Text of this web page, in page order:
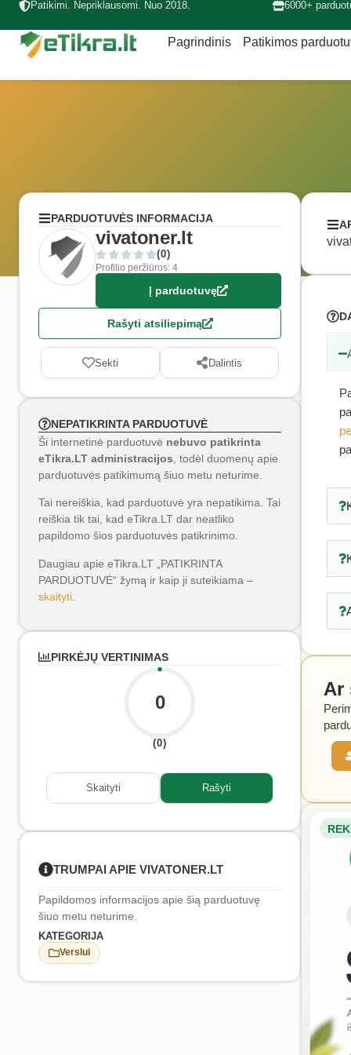
Patikimi. Nepriklausomi. Nuo 2018. 6000+
Pagrindinis Patikimos
PARDUOTUVĖS INFORMACIJA
vivatoner.lt
(0)
Profilio peržiūros: 4
Į parduotuvę
Rašyti atsiliepimą
Sekti Dalintis
NEPATIKRINTA PARDUOTUVĖ
Ši internetinė parduotuvė nebuvo patikrinta
eTikra.LT administracijos , todėl duomenų apie
parduotuvės patikimumą šiuo metu neturime.
Tai nereiškia, kad parduotuvė yra nepatikima. Tai
reiškia tik tai, kad eTikra.LT dar neatliko
papildomo šios parduotuvės patikrinimo.
Daugiau apie eTikra.LT „PATIKRINTA
PARDUOTUVĖ“ žymą ir kaip ji suteikiama –
skaityti
PIRKĖJŲ VERTINIMAS
0
(0)
Skaityti Rašyti
TRUMPAI APIE VIVATONER.LT
Papildomos informacijos apie šią parduotuvę
šiuo metu neturime.
KATEGORIJA
Verslui
Ar